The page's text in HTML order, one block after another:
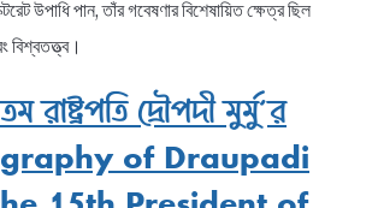
উপাধি পান, তাঁর গবেষণার বিশেষায়িত ক্ষেত্র ছিল
বিশ্বতত্ত্ব।
রাষ্ট্রপতি দ্রৌপদী মুর্মু’র
of Draupadi